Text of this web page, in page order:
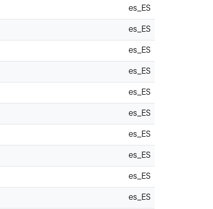
es_ES
es_ES
es_ES
es_ES
es_ES
es_ES
es_ES
es_ES
es_ES
es_ES